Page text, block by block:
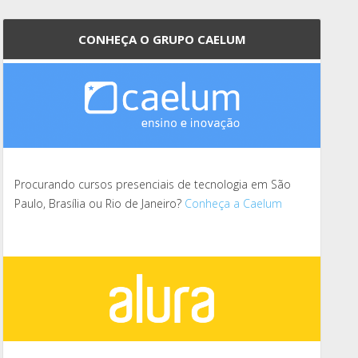
CONHEÇA O GRUPO CAELUM
Procurando cursos presenciais de tecnologia em São
Paulo, Brasília ou Rio de Janeiro? Conheça a Caelum